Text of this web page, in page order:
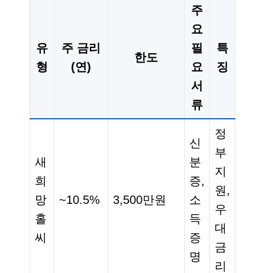
유
형
주 금리
(연)
한도
주
요
필
요
서
류
특
징
새
희
망
홀
씨
~10.5% 3,500만원
신
분
증,
소
득
증
명
정
부
지
원,
우
대
금
리